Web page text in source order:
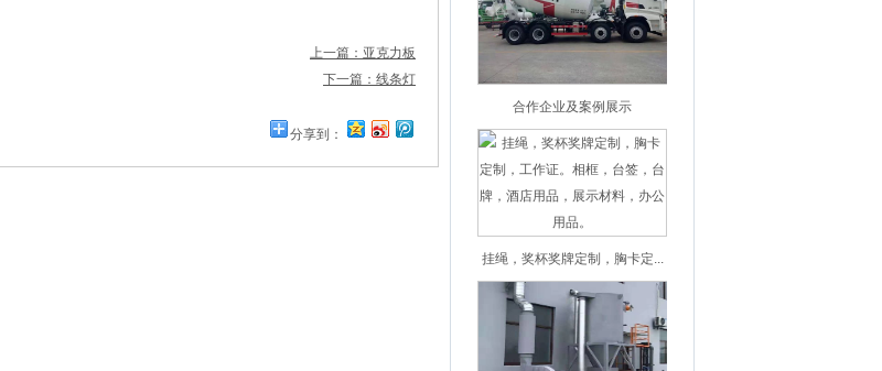
上一篇：亚克力板
下一篇：线条灯
分享到：
合作企业及案例展示
挂绳，奖杯奖牌定制，胸卡定...